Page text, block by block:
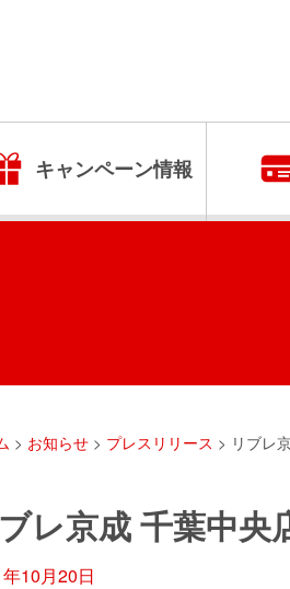
キャンペーン情報
> お知らせ > プレスリリース > リブレ
レ京成 千葉中
10月20日